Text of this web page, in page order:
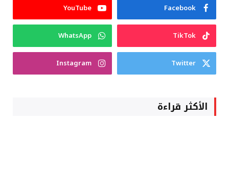
Facebook
YouTube
TikTok
WhatsApp
Twitter
Instagram
الأكثر قراءة